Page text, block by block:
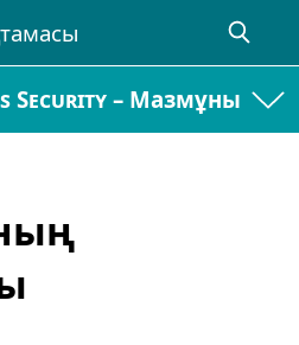
Security – Мазмұны